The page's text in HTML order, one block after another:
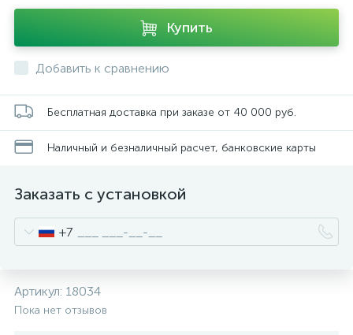
Купить
Добавить к сравнению
Бесплатная доставка при заказе от 40 000 руб.
Наличный и безналичный расчет, банковские карты
Заказать с установкой
+7
Артикул: 18034
Пока нет отзывов